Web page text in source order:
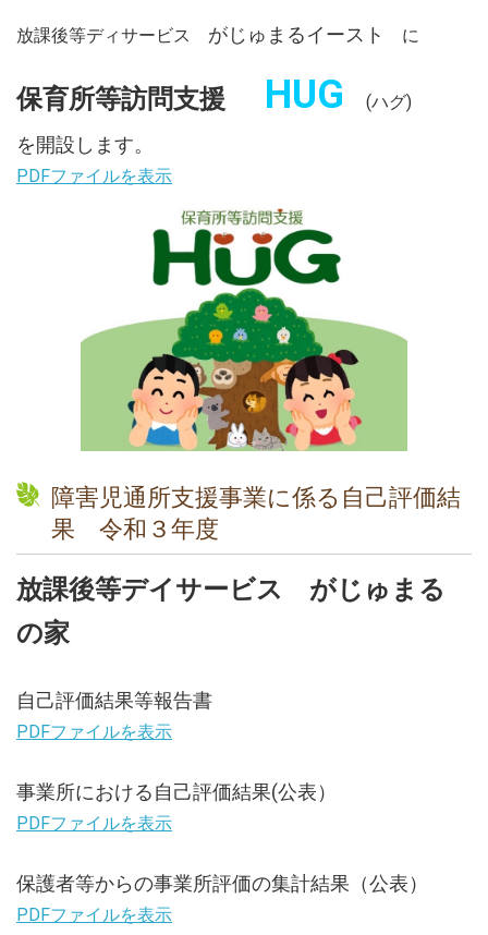
放課後等ディサービス がじゅまるイースト に
保育所等訪問支援 HUG (ハグ)
を開設します。
PDFファイルを表示
障害児通所支援事業に係る自己評価結
果 令和３年度
放課後等デイサービス がじゅまる
の家
自己評価結果等報告書
PDFファイルを表示
事業所における自己評価結果(公表）
PDFファイルを表示
保護者等からの事業所評価の集計結果（公表）
PDFファイルを表示